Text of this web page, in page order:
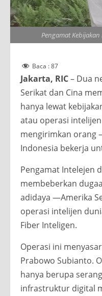
Pengamat
Baca :87
Jakarta, RIC– Dua
Serikat dan Cina
hanya lewat
atau operasi
mengirimkan orang
Indonesia bekerja
Pengamat Intelejen
membeberkan
adidaya —Amerika
operasi intelijen
Fiber Inteligen.
Operasi ini
Prabowo Subianto.
hanya berupa
infrastruktur digital